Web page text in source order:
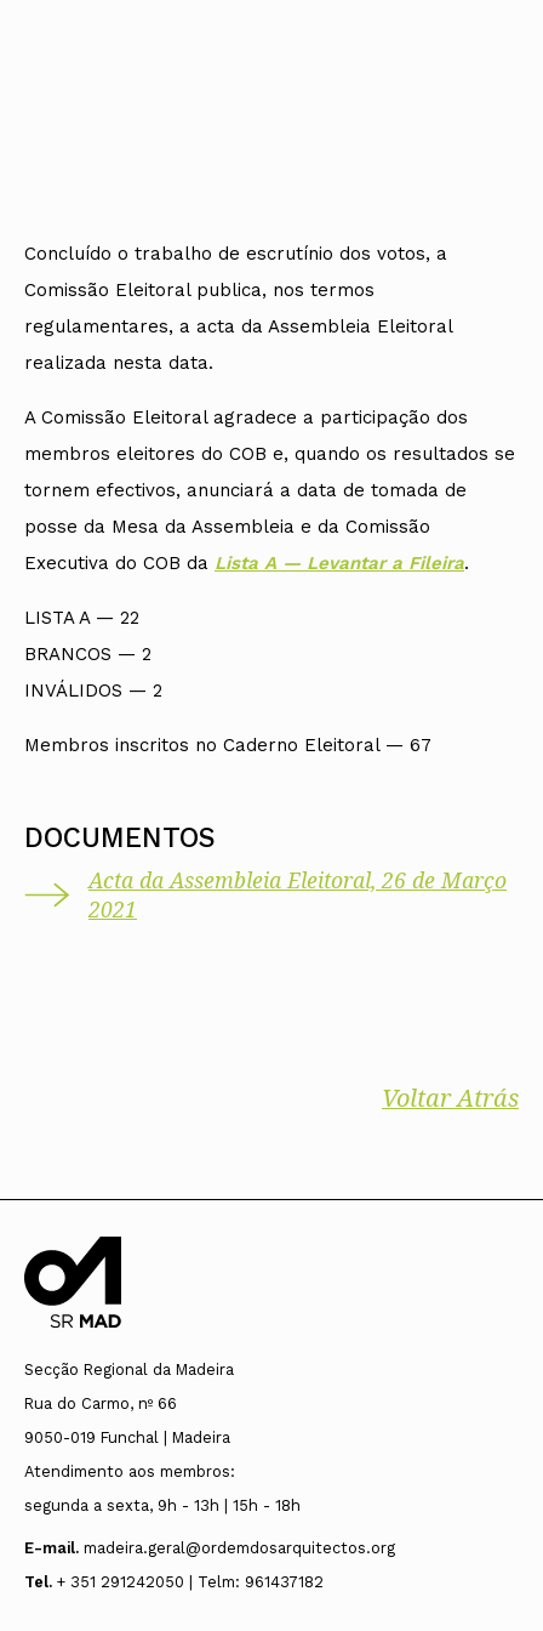
Concluído o trabalho de escrutínio dos votos, a
Comissão Eleitoral publica, nos termos
regulamentares, a acta da Assembleia Eleitoral
realizada nesta data.
A Comissão Eleitoral agradece a participação dos
membros eleitores do COB e, quando os resultados se
tornem efectivos, anunciará a data de tomada de
posse da Mesa da Assembleia e da Comissão
Executiva do COB da Lista A — Levantar a Fileira.
LISTA A — 22
BRANCOS — 2
INVÁLIDOS — 2
Membros inscritos no Caderno Eleitoral — 67
DOCUMENTOS
Acta da Assembleia Eleitoral, 26 de Março
2021
Voltar Atrás
Secção Regional da Madeira
Rua do Carmo, nº 66
9050-019 Funchal | Madeira
Atendimento aos membros:
segunda a sexta, 9h - 13h | 15h - 18h
E-mail. madeira.geral@ordemdosarquitectos.org
Tel. + 351 291242050 | Telm: 961437182